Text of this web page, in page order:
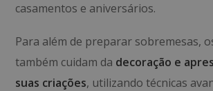
casamentos e aniversários.
Para além de preparar sobremesas,
também cuidam da decoração e
suas criações, utilizando técnicas